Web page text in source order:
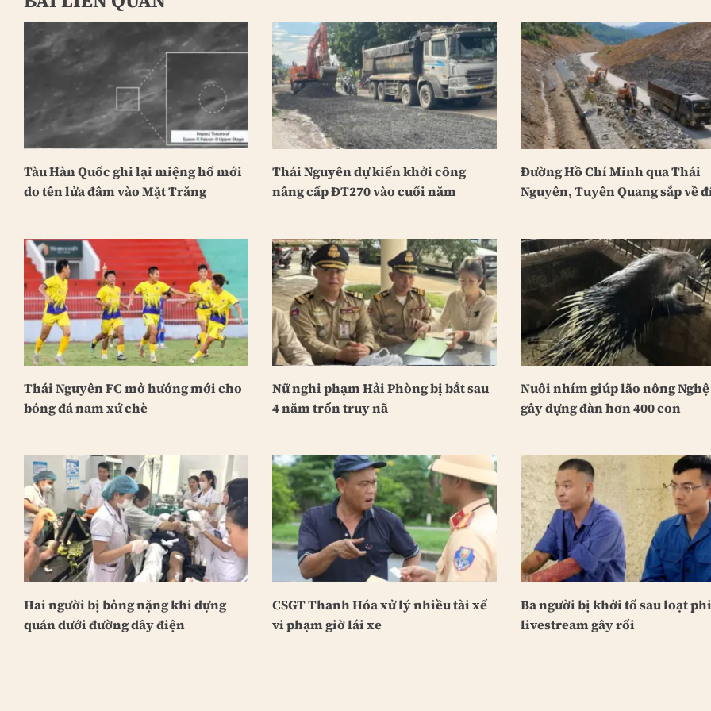
Tàu Hàn Quốc ghi lại miệng hố mới
do tên lửa đâm vào Mặt Trăng
Thái Nguyên dự kiến khởi công
nâng cấp ĐT270 vào cuối năm
Đường Hồ Chí Minh qua Thái
Nguyên, Tuyên Quang sắp về
Thái Nguyên FC mở hướng mới cho
bóng đá nam xứ chè
Nữ nghi phạm Hải Phòng bị bắt sau
4 năm trốn truy nã
Nuôi nhím giúp lão nông
gây dựng đàn hơn 400 con
Hai người bị bỏng nặng khi dựng
quán dưới đường dây điện
CSGT Thanh Hóa xử lý nhiều tài xế
vi phạm giờ lái xe
Ba người bị khởi tố sau loạt
livestream gây rối